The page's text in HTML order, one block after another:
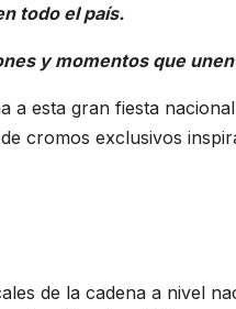
todo el país.
y momentos que
a esta gran fiesta
cromos exclusivos
de la cadena a nivel